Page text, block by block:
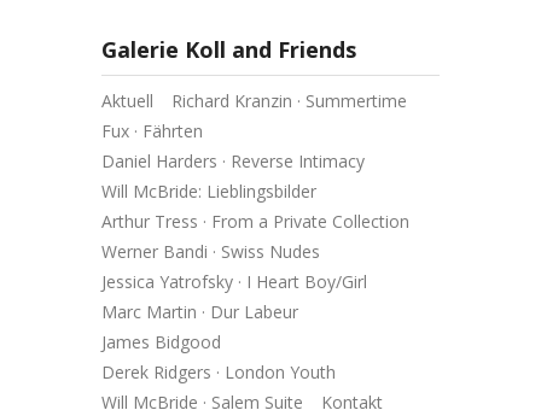
Galerie Koll and Friends
Aktuell
Richard Kranzin · Summertime
Fux · Fährten
Daniel Harders · Reverse Intimacy
Will McBride: Lieblingsbilder
Arthur Tress · From a Private Collection
Werner Bandi · Swiss Nudes
Jessica Yatrofsky · I Heart Boy/Girl
Marc Martin · Dur Labeur
James Bidgood
Derek Ridgers · London Youth
Will McBride · Salem Suite
Kontakt